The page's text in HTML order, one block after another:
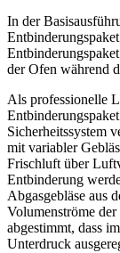
In der
der Ofen während
Als professionelle
Sicherheitssystem
mit variabler
Frischluft über
Entbinderung
Abgasgebläse aus
Volumenströme
abgestimmt, dass
Unterdruck